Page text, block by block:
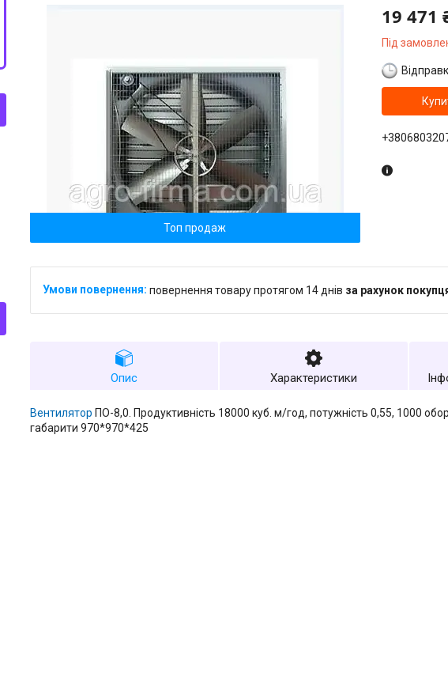
Топ продаж
19 471
Під
повернення товару протягом 14 днів за рахунок
Опис Характеристики
Вентилятор ПО-8,0. Продуктивність 18000 куб. м/год, потужність 0,55, 1000
габарити 970*970*425